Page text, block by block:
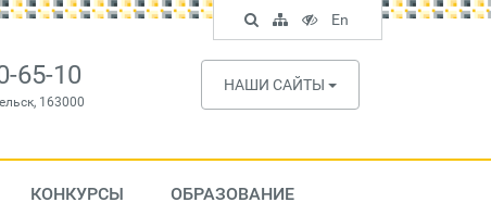
65-10
163000
НАШИ САЙТЫ
КОНКУРСЫ ОБРАЗОВАНИЕ
Поиск
по
сайту
Карта
сайта
Версия
для
слабовидящих
En
English